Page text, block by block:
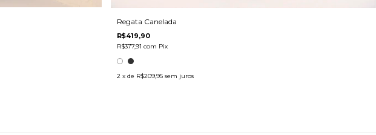
Regata Canelada
R$419,90
R$377,91 com Pix
2 x de R$209,95 sem juros